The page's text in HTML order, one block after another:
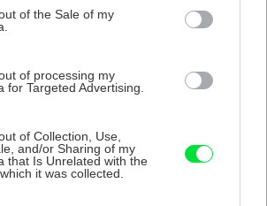
of the Sale of my
of processing my
for Targeted Advertising.
of Collection, Use,
and/or Sharing of my
that Is Unrelated with the
it was collected.
na
Nemusí to byť len
levanduľa! 7 fialových
krások, ktoré rozžiaria